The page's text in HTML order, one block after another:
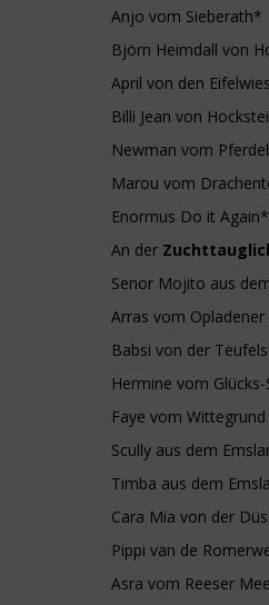
Anjo vom Sieberath*
Björn Heimdall von
April von den
Billi Jean von
Newman vom
Marou vom
Enormus Do it Again*
An der
Senor Mojito aus
Arras vom Opladener
Babsi von der
Hermine vom Glücks-
Faye vom Wittegrund
Scully aus dem
Timba aus dem
Cara Mia von der
Pippi van de
Asra vom Reeser